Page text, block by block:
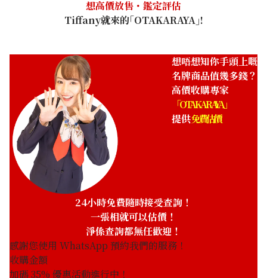
想高價放售・鑑定評估
Tiffany就來的｢OTAKARAYA｣!
想唔想知你手頭上嘅
名牌商品值幾多錢？
高價收購專家
「OTAKARAYA」
提供免費估價
24小時免費隨時接受查詢！
一張相就可以估價！
淨係查詢都無任歡迎！
感謝您使用 WhatsApp 預約我們的服務！
收購金額
加碼35% 優惠活動進行中！